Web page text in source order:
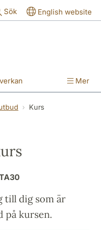
Sök English website
Mer
Kurs
till dig som är
på kursen.